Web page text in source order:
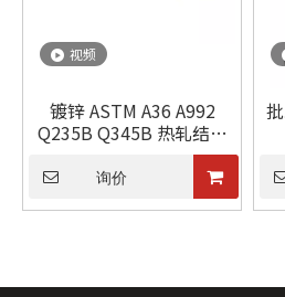
视频
镀锌 ASTM A36 A992
Q235B Q345B 热轧结构
焊接通用 H/I 型钢槽钢
询价